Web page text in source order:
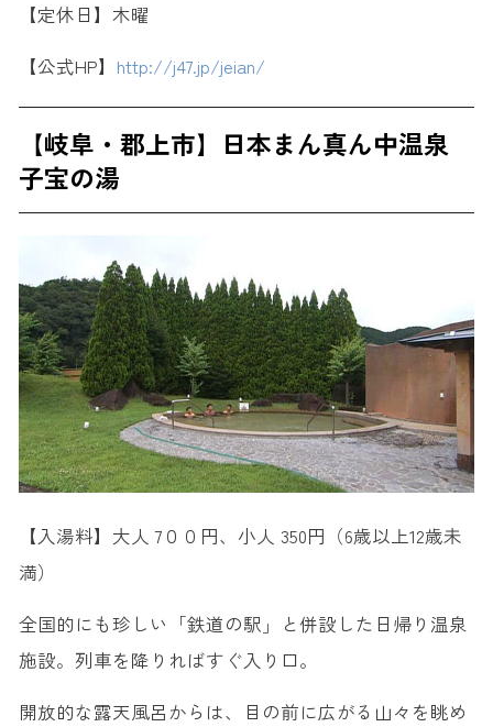
【定休日】木曜
【公式HP】 http://j47.jp/jeian/
【岐阜・郡上市】日本まん真ん中温泉
子宝の湯
【入湯料】大人 7００円、小人 350円（6歳以上12歳未
満）
全国的にも珍しい「鉄道の駅」と併設した日帰り温泉
施設。列車を降りればすぐ入り口。
開放的な露天風呂からは、目の前に広がる山々を眺め